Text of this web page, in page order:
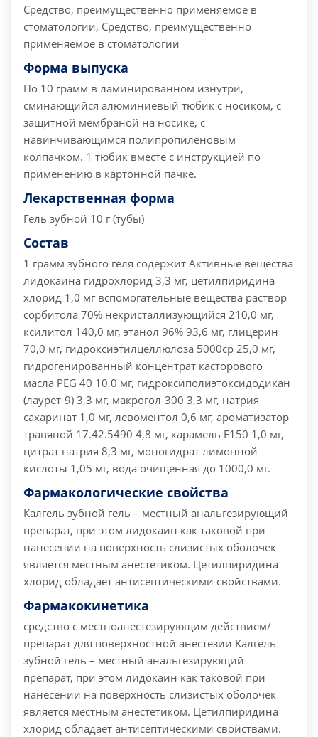
Средство, преимущественно применяемое в
стоматологии, Средство, преимущественно
применяемое в стоматологии
Форма выпуска
По 10 грамм в ламинированном изнутри,
сминающийся алюминиевый тюбик с носиком, с
защитной мембраной на носике, с
навинчивающимся полипропиленовым
колпачком. 1 тюбик вместе с инструкцией по
применению в картонной пачке.
Лекарственная форма
Гель зубной 10 г (тубы)
Состав
1 грамм зубного геля содержит Активные вещества
лидокаина гидрохлорид 3,3 мг, цетилпиридина
хлорид 1,0 мг вспомогательные вещества раствор
сорбитола 70% некристаллизующийся 210,0 мг,
ксилитол 140,0 мг, этанол 96% 93,6 мг, глицерин
70,0 мг, гидроксиэтилцеллюлоза 5000ср 25,0 мг,
гидрогенированный концентрат касторового
масла PEG 40 10,0 мг, гидроксиполиэтоксидодикан
(лаурет-9) 3,3 мг, макрогол-300 3,3 мг, натрия
сахаринат 1,0 мг, левоментол 0,6 мг, ароматизатор
травяной 17.42.5490 4,8 мг, карамель Е150 1,0 мг,
цитрат натрия 8,3 мг, моногидрат лимонной
кислоты 1,05 мг, вода очищенная до 1000,0 мг.
Фармакологические свойства
Калгель зубной гель – местный анальгезирующий
препарат, при этом лидокаин как таковой при
нанесении на поверхность слизистых оболочек
является местным анестетиком. Цетилпиридина
хлорид обладает антисептическими свойствами.
Фармакокинетика
средство с местноанестезирующим действием/
препарат для поверхностной анестезии Калгель
зубной гель – местный анальгезирующий
препарат, при этом лидокаин как таковой при
нанесении на поверхность слизистых оболочек
является местным анестетиком. Цетилпиридина
хлорид обладает антисептическими свойствами.